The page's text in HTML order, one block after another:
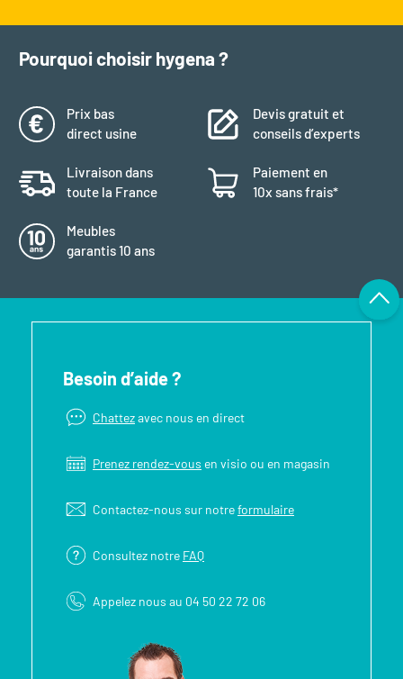
Pourquoi choisir hygena ?
Prix bas
direct usine
Devis gratuit et
conseils d’experts
Livraison dans
toute la France
Paiement en
10x sans frais*
Meubles
garantis 10 ans
Besoin d’aide ?
Chattezavec nous en direct
Prenez rendez-vous en visio ou en magasin
Contactez-nous sur notreformulaire
Consultez notre FAQ
Appelez nous au 04 50 22 72 06